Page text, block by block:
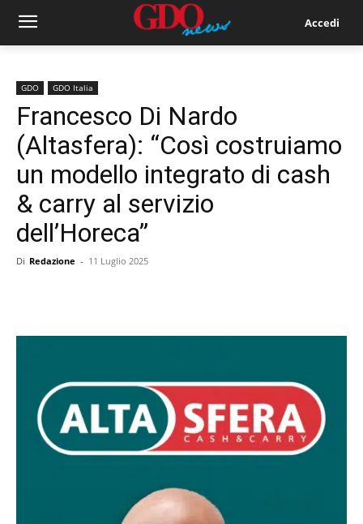
Accedi
GDO GDO Italia
Francesco Di Nardo
(Altasfera): “Così costruiamo
un modello integrato di cash
& carry al servizio
dell’Horeca”
Di Redazione - 11 Luglio 2025